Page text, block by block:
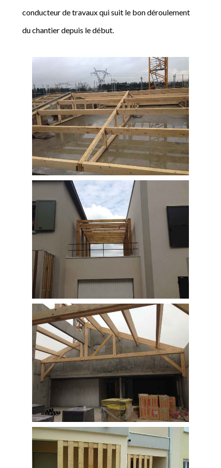
conducteur de travaux qui suit le bon déroulement
du chantier depuis le début.